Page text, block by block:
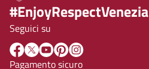
#EnjoyRespectVenezia
Seguici su
Pagamento sicuro